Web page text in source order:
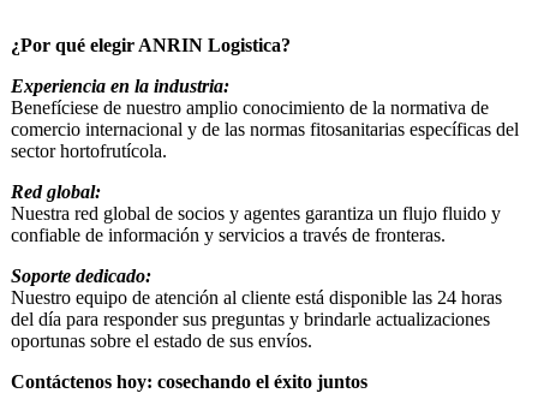
¿Por qué elegir ANRIN Logistica?
Experiencia en la industria:
Benefíciese de nuestro amplio conocimiento de la normativa de
comercio internacional y de las normas fitosanitarias específicas del
sector hortofrutícola.
Red global:
Nuestra red global de socios y agentes garantiza un flujo fluido y
confiable de información y servicios a través de fronteras.
Soporte dedicado:
Nuestro equipo de atención al cliente está disponible las 24 horas
del día para responder sus preguntas y brindarle actualizaciones
oportunas sobre el estado de sus envíos.
Contáctenos hoy: cosechando el éxito juntos